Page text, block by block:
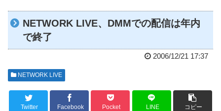
NETWORK LIVE、DMMでの配信は年内
で終了
2006/12/21 17:37
NETWORK LIVE
Twitter Facebook Pocket LINE コピー